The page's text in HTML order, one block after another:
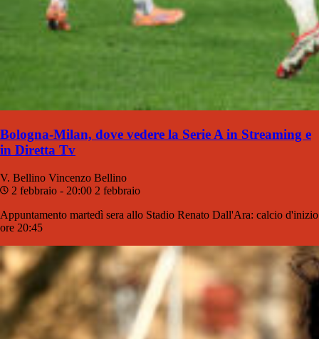
Bologna-Milan, dove vedere la Serie A in Streaming e
in Diretta Tv
V. Bellino Vincenzo Bellino
2 febbraio - 20:00 2 febbraio
Appuntamento martedì sera allo Stadio Renato Dall'Ara: calcio d'inizio
ore 20:45